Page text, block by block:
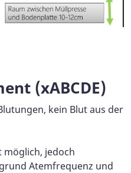
(xABCDE)
kein Blut aus der
möglich, jedoch
Atemfrequenz und